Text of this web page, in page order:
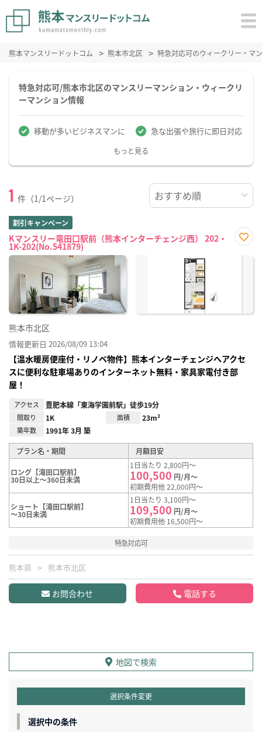
熊本マンスリードットコム 熊本市北区 特急対応可のウィークリー・マ
特急対応可/熊本市北区のマンスリーマンション・ウィークリ
ーマンション情報
移動が多いビジネスマンに 急な出張や旅行に即日対応
もっと見る
1 件（1/1ページ）
割引キャンペーン
Kマンスリー竜田口駅前（熊本インターチェンジ西） 202・
1K-202(No.541879)
に入
熊本市北区
情報更新日 2026/08/09 13:04
【温水暖房便座付・リノベ物件】熊本インターチェンジへアクセ
スに便利な駐車場ありのインターネット無料・家具家電付き部
屋！
アクセス 豊肥本線「東海学園前駅」徒歩19分
間取り 1K 面積 23m²
築年数 1991年 3月 築
プラン名・期間 月額目安
ロング【滝田口駅前】
30日以上～360日未満
1日当たり 2,800円～
100,500 円/月～
初期費用他 22,000円～
ショート【滝田口駅前】
～30日未満
1日当たり 3,100円～
109,500 円/月～
初期費用他 16,500円～
特急対応可
熊本県 熊本市北区
お問合わせ 電話する
地図で検索
選択条件変更
選択中の条件